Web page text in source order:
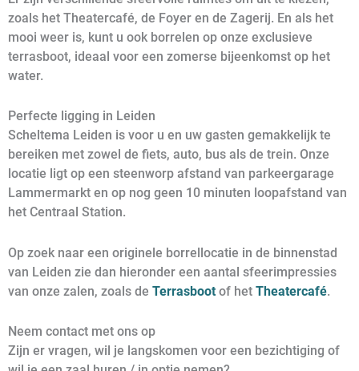
zoals het Theatercafé, de Foyer en de Zagerij. En als het
mooi weer is, kunt u ook borrelen op onze exclusieve
terrasboot, ideaal voor een zomerse bijeenkomst op het
water.
Perfecte ligging in Leiden
Scheltema Leiden is voor u en uw gasten gemakkelijk te
bereiken met zowel de fiets, auto, bus als de trein. Onze
locatie ligt op een steenworp afstand van parkeergarage
Lammermarkt en op nog geen 10 minuten loopafstand van
het Centraal Station.
Op zoek naar een originele borrellocatie in de binnenstad
van Leiden zie dan hieronder een aantal sfeerimpressies
van onze zalen, zoals de Terrasboot of het Theatercafé.
Neem contact met ons op
Zijn er vragen, wil je langskomen voor een bezichtiging of